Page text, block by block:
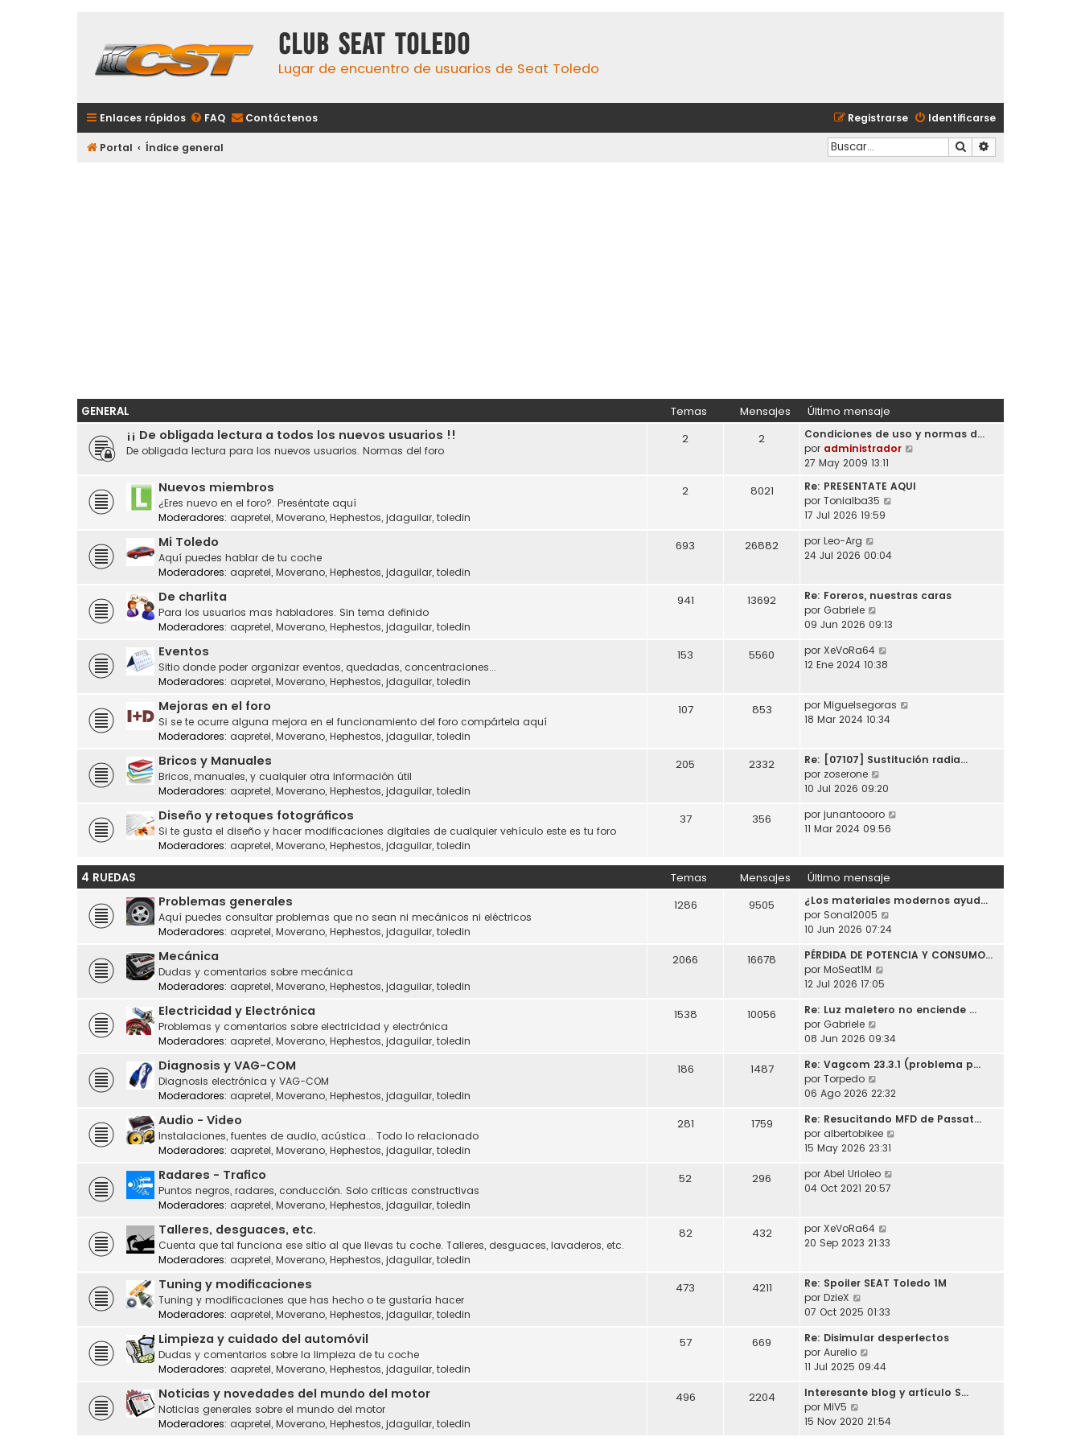
Club Seat Toledo
Lugar de encuentro de usuarios de Seat Toledo
Enlaces rápidos FAQ Contáctenos Identificarse
Registrarse
Portal Índice general Buscar
GENERAL Temas Mensajes Último mensaje
¡¡ De obligada lectura a todos los nuevos usuarios !!
De obligada lectura para los nuevos usuarios. Normas del foro
2 2
Condiciones de uso y normas d…
por administrador
ú
e
27 May 2009 13:11
Nuevos miembros
¿Eres nuevo en el foro?. Preséntate aquí
Moderadores: aapretel, Moverano, Hephestos, jdaguilar, toledin
2 8021
Re: PRESENTATE AQUI
por Tonialba35
m
j
17 Jul 2026 19:59
Mi Toledo
Aquí puedes hablar de tu coche
Moderadores: aapretel, Moverano, Hephestos, jdaguilar, toledin
693 26882 por Leo-Arg
e
l
t
i
o
m
s
e
24 Jul 2026 00:04
De charlita
Para los usuarios mas habladores. Sin tema definido
Moderadores: aapretel, Moverano, Hephestos, jdaguilar, toledin
941 13692
Re: Foreros, nuestras caras
por Gabriele
e
ú
l
m
o
n
s
j
e
09 Jun 2026 09:13
Eventos
Sitio donde poder organizar eventos, quedadas, concentraciones...
Moderadores: aapretel, Moverano, Hephestos, jdaguilar, toledin
153 5560 por XeVoRa64
l
t
o
e
n
s
e
12 Ene 2024 10:38
Mejoras en el foro
Si se te ocurre alguna mejora en el funcionamiento del foro compártela aquí
Moderadores: aapretel, Moverano, Hephestos, jdaguilar, toledin
107 853 por Miguelsegoras
l
n
a
j
18 Mar 2024 10:34
Bricos y Manuales
Bricos, manuales, y cualquier otra información útil
Moderadores: aapretel, Moverano, Hephestos, jdaguilar, toledin
205 2332
Re: [07107] Sustitución radia…
por zoserone
e
ú
l
m
o
m
e
n
a
j
e
10 Jul 2026 09:20
Diseño y retoques fotográficos
Si te gusta el diseño y hacer modificaciones digitales de cualquier vehículo este es tu foro
Moderadores: aapretel, Moverano, Hephestos, jdaguilar, toledin
37 356 por junantoooro
t
i
e
j
11 Mar 2024 09:56
4 RUEDAS Temas Mensajes Último mensaje
Problemas generales
Aquí puedes consultar problemas que no sean ni mecánicos ni eléctricos
Moderadores: aapretel, Moverano, Hephestos, jdaguilar, toledin
1286 9505
¿Los materiales modernos ayud…
por Sonal2005
e
ú
m
m
e
s
j
e
10 Jun 2026 07:24
Mecánica
Dudas y comentarios sobre mecánica
Moderadores: aapretel, Moverano, Hephestos, jdaguilar, toledin
2066 16678
PÉRDIDA DE POTENCIA Y CONSUMO…
por MoSeat1M
ú
t
m
m
n
s
j
e
12 Jul 2026 17:05
Electricidad y Electrónica
Problemas y comentarios sobre electricidad y electrónica
Moderadores: aapretel, Moverano, Hephestos, jdaguilar, toledin
1538 10056
Re: Luz maletero no enciende …
por Gabriele
e
ú
t
m
o
m
n
j
e
08 Jun 2026 09:34
Diagnosis y VAG-COM
Diagnosis electrónica y VAG-COM
Moderadores: aapretel, Moverano, Hephestos, jdaguilar, toledin
186 1487
Re: Vagcom 23.3.1 (problema p…
por Torpedo
e
ú
l
t
m
o
e
n
j
06 Ago 2026 22:32
Audio - Video
Instalaciones, fuentes de audio, acústica... Todo lo relacionado
Moderadores: aapretel, Moverano, Hephestos, jdaguilar, toledin
281 1759
Re: Resucitando MFD de Passat…
por albertobikee
e
j
15 May 2026 23:31
Radares - Trafico
Puntos negros, radares, conducción. Solo criticas constructivas
Moderadores: aapretel, Moverano, Hephestos, jdaguilar, toledin
52 296 por Abel Urioleo
o
s
e
04 Oct 2021 20:57
Talleres, desguaces, etc.
Cuenta que tal funciona ese sitio al que llevas tu coche. Talleres, desguaces, lavaderos, etc.
Moderadores: aapretel, Moverano, Hephestos, jdaguilar, toledin
82 432 por XeVoRa64
e
l
i
o
s
a
20 Sep 2023 21:33
Tuning y modificaciones
Tuning y modificaciones que has hecho o te gustaría hacer
Moderadores: aapretel, Moverano, Hephestos, jdaguilar, toledin
473 4211
Re: Spoiler SEAT Toledo 1M
por DzieX
e
ú
l
t
m
m
07 Oct 2025 01:33
Limpieza y cuidado del automóvil
Dudas y comentarios sobre la limpieza de tu coche
Moderadores: aapretel, Moverano, Hephestos, jdaguilar, toledin
57 669
Re: Disimular desperfectos
por Aurelio
e
ú
t
11 Jul 2025 09:44
Noticias y novedades del mundo del motor
Noticias generales sobre el mundo del motor
Moderadores: aapretel, Moverano, Hephestos, jdaguilar, toledin
496 2204
Interesante blog y artículo S…
por MiV5
e
15 Nov 2020 21:54